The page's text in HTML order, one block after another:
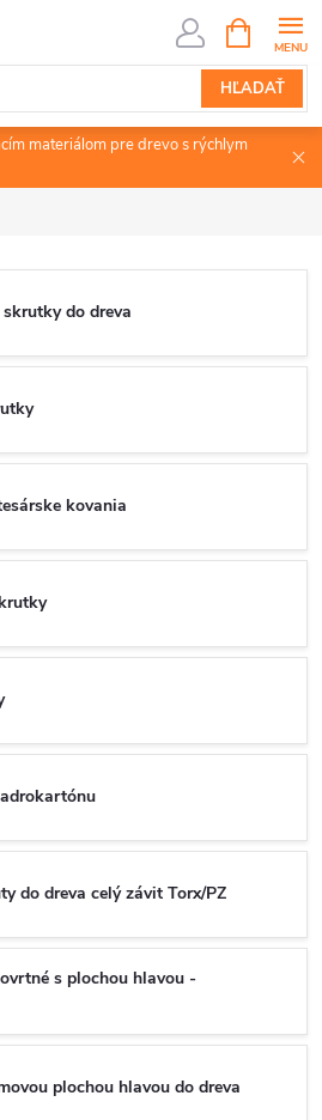
HĽADAŤ
KOŠÍK
materiálom pre drevo s rýchlym
do dreva
kovania
do dreva celý závit Torx/PZ
s plochou hlavou -
plochou hlavou do dreva